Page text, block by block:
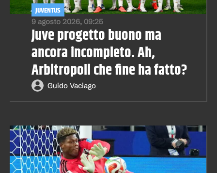
9 agosto 2026, 09:25
JUVENTUS
Juve progetto buono ma
ancora incompleto. Ah,
Arbitropoli che fine ha fatto?
Guido Vaciago